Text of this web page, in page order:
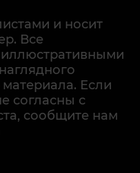
и носит
Все
Если
согласны с
сообщите нам